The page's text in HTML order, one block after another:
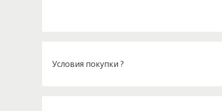
Условия покупки ?